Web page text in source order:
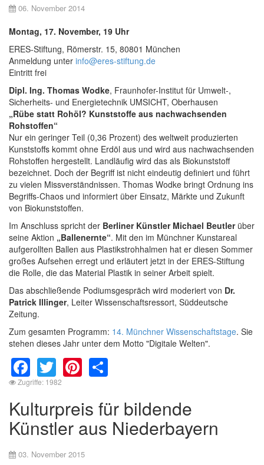
06. November 2014
Montag, 17. November, 19 Uhr
ERES-Stiftung, Römerstr. 15, 80801 München
Anmeldung unter info@eres-stiftung.de
Eintritt frei
Dipl. Ing. Thomas Wodke, Fraunhofer-Institut für Umwelt-,
Sicherheits- und Energietechnik UMSICHT, Oberhausen
„Rübe statt Rohöl? Kunststoffe aus nachwachsenden
Rohstoffen“
Nur ein geringer Teil (0,36 Prozent) des weltweit produzierten
Kunststoffs kommt ohne Erdöl aus und wird aus nachwachsenden
Rohstoffen hergestellt. Landläufig wird das als Biokunststoff
bezeichnet. Doch der Begriff ist nicht eindeutig definiert und führt
zu vielen Missverständnissen. Thomas Wodke bringt Ordnung ins
Begriffs-Chaos und informiert über Einsatz, Märkte und Zukunft
von Biokunststoffen.
Im Anschluss spricht der Berliner Künstler Michael Beutlerüber
seine Aktion „Ballenernte“. Mit den im Münchner Kunstareal
aufgerollten Ballen aus Plastikstrohhalmen hat er diesen Sommer
großes Aufsehen erregt und erläutert jetzt in der ERES-Stiftung
die Rolle, die das Material Plastik in seiner Arbeit spielt.
Das abschließende Podiumsgespräch wird moderiert von Dr.
Patrick Illinger, Leiter Wissenschaftsressort, Süddeutsche
Zeitung.
Zum gesamten Programm: 14. Münchner Wissenschaftstage. Sie
stehen dieses Jahr unter dem Motto "Digitale Welten".
Facebook
TwitterPinterest
Zugriffe: 1982
Kulturpreis für bildende
Künstler aus Niederbayern
03. November 2015